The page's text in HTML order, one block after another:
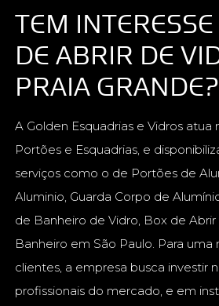
TEM
DE ABRIR DE
PRAIA GRANDE?
A Golden Esquadrias e Vidros
Portões e Esquadrias, e
serviços como o de Portões de
Aluminio, Guarda Corpo de
de Banheiro de Vidro, Box de
Banheiro em São Paulo. Para uma
clientes, a empresa busca investir
profissionais do mercado, e em